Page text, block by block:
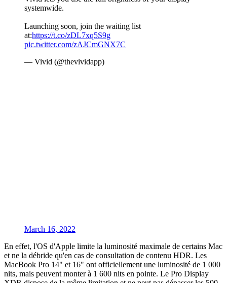
systemwide.
Launching soon, join the waiting list
at:https://t.co/zDL7xq5S9g
pic.twitter.com/zAJCmGNX7C
— Vivid (@thevividapp)
March 16, 2022
En effet, l'OS d'Apple limite la luminosité maximale de certains Mac
et ne la débride qu'en cas de consultation de contenu HDR. Les
MacBook Pro 14" et 16" ont officiellement une luminosité de 1 000
nits, mais peuvent monter à 1 600 nits en pointe. Le Pro Display